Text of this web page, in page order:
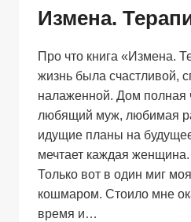
Измена.
Про что книга «Измена.
жизнь была счастливой,
налаженной. Дом полная
любящий муж, любимая
идущие планы на
мечтает каждая
Только вот в один миг
кошмаром. Стоило мне
время и…